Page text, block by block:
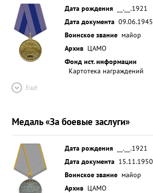
Дата рождения
__.__.1921
Дата документа 09.06.1945
Воинское звание майор
Архив ЦАМО
Фонд ист. информации
Картотека награждений
Ещё
Медаль «За боевые заслуги»
Дата рождения
__.__.1921
Дата документа 15.11.1950
Воинское звание майор
Архив ЦАМО